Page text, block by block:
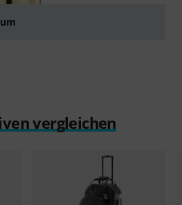
vergleichen